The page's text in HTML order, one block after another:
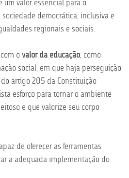
um valor essencial para o
democrática, inclusiva e
regionais e sociais.
o valor da educação, como
social, em que haja perseguição
artigo 205 da Constituição
esforço para tornar o ambiente
e que valorize seu corpo
de oferecer as ferramentas
a adequada implementação do